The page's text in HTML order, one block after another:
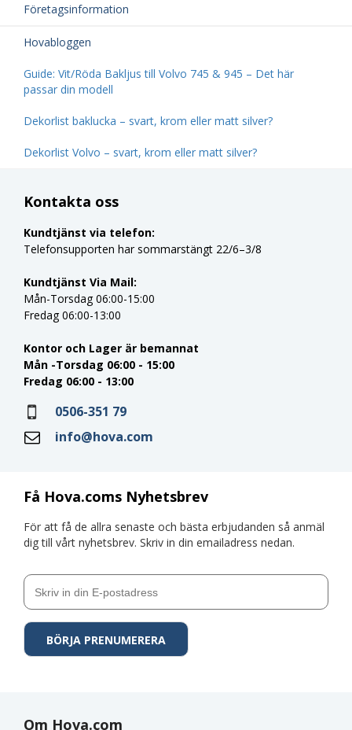
Företagsinformation
Hovabloggen
Guide: Vit/Röda Bakljus till Volvo 745 & 945 – Det här
passar din modell
Dekorlist baklucka – svart, krom eller matt silver?
Dekorlist Volvo – svart, krom eller matt silver?
Få Hova.coms Nyhetsbrev
För att få de allra senaste och bästa erbjudanden så anmäl
dig till vårt nyhetsbrev. Skriv in din emailadress nedan.
Kontakta oss
Kundtjänst via telefon:
Telefonsupporten har sommarstängt 22/6–3/8
Kundtjänst Via Mail:
Mån-Torsdag 06:00-15:00
Fredag 06:00-13:00
Kontor och Lager är bemannat
Mån -Torsdag 06:00 - 15:00
Fredag 06:00 - 13:00
0506-351 79
info@hova.com
Om Hova.com